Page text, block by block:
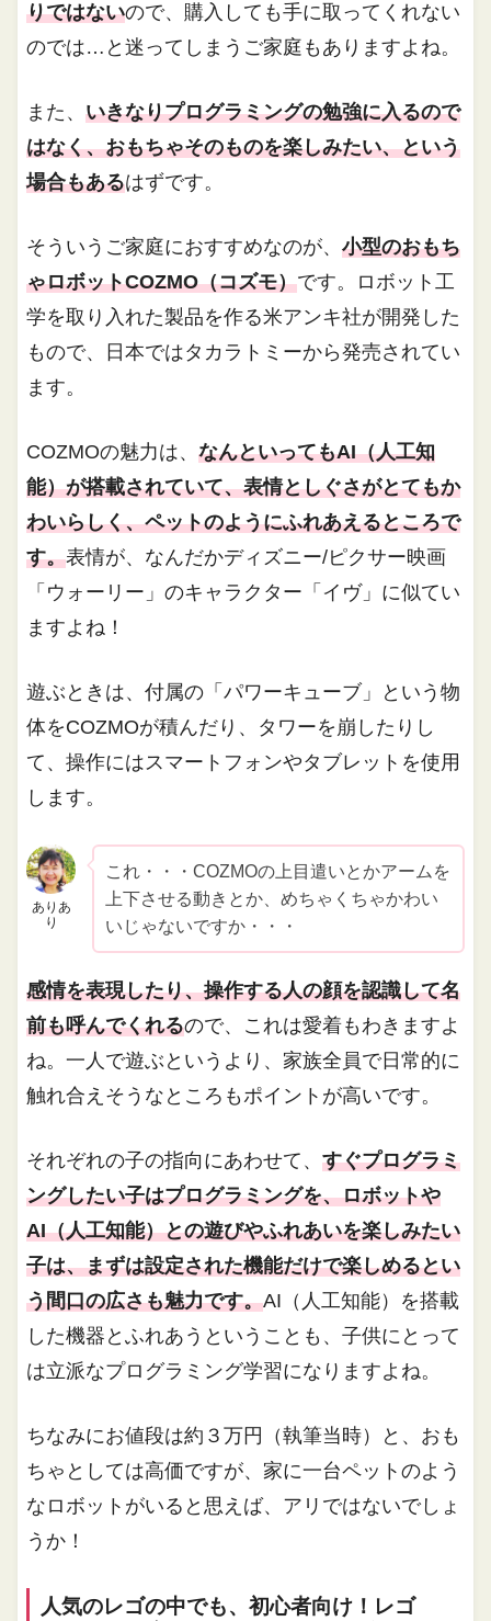
りではないので、購入しても手に取ってくれない
のでは…と迷ってしまうご家庭もありますよね。
また、いきなりプログラミングの勉強に入るので
はなく、おもちゃそのものを楽しみたい、という
場合もあるはずです。
そういうご家庭におすすめなのが、小型のおもち
ゃロボットCOZMO（コズモ）です。ロボット工
学を取り入れた製品を作る米アンキ社が開発した
もので、日本ではタカラトミーから発売されてい
ます。
COZMOの魅力は、なんといってもAI（人工知
能）が搭載されていて、表情としぐさがとてもか
わいらしく、ペットのようにふれあえるところで
す。表情が、なんだかディズニー/ピクサー映画
「ウォーリー」のキャラクター「イヴ」に似てい
ますよね！
遊ぶときは、付属の「パワーキューブ」という物
体をCOZMOが積んだり、タワーを崩したりし
て、操作にはスマートフォンやタブレットを使用
します。
ありあ
り
これ・・・COZMOの上目遣いとかアームを
上下させる動きとか、めちゃくちゃかわい
いじゃないですか・・・
感情を表現したり、操作する人の顔を認識して名
前も呼んでくれるので、これは愛着もわきますよ
ね。一人で遊ぶというより、家族全員で日常的に
触れ合えそうなところもポイントが高いです。
それぞれの子の指向にあわせて、すぐプログラミ
ングしたい子はプログラミングを、ロボットや
AI（人工知能）との遊びやふれあいを楽しみたい
子は、まずは設定された機能だけで楽しめるとい
う間口の広さも魅力です。AI（人工知能）を搭載
した機器とふれあうということも、子供にとって
は立派なプログラミング学習になりますよね。
ちなみにお値段は約３万円（執筆当時）と、おも
ちゃとしては高価ですが、家に一台ペットのよう
なロボットがいると思えば、アリではないでしょ
うか！
人気のレゴの中でも、初心者向け！レゴ